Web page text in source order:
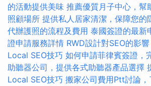
的活動提供美味 推薦優質月子中心，幫
照顧場所 提供私人居家清潔，保障您的
代辦護照的流程及費用 泰國簽證的最新
證申請服務詳情 RWD設計對SEO的影響
Local SEO技巧 如何申請菲律賓簽證，
助聽器公司，提供各式助聽器產品選擇
Local SEO技巧 搬家公司費用Ptt討論